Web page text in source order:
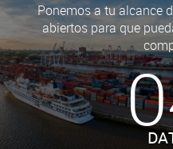
Ponemos a tu alcance
abiertos para que